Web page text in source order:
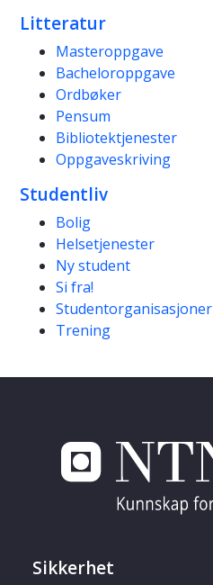
Litteratur
Masteroppgave
Bacheloroppgave
Ordbøker
Pensum
Bibliotektjenester
Oppgaveskriving
Studentliv
Bolig
Helsetjenester
Ny student
Si fra!
Studentorganisasjoner
Trening
Sikkerhet